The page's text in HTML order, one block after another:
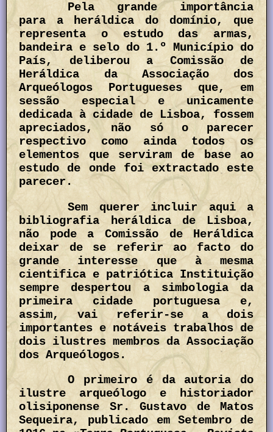
Pela grande importância
para a heráldica do domínio, que
representa o estudo das armas,
bandeira e selo do 1.º Município do
País, deliberou a Comissão de
Heráldica da Associação dos
Arqueólogos Portugueses que, em
sessão especial e unicamente
dedicada à cidade de Lisboa, fossem
apreciados, não só o parecer
respectivo como ainda todos os
elementos que serviram de base ao
estudo de onde foi extractado este
parecer.
Sem querer incluir aqui a
bibliografia heráldica de Lisboa,
não pode a Comissão de Heráldica
deixar de se referir ao facto do
grande interesse que à mesma
cientifica e patriótica Instituição
sempre despertou a simbologia da
primeira cidade portuguesa e,
assim, vai referir-se a dois
importantes e notáveis trabalhos de
dois ilustres membros da Associação
dos Arqueólogos.
O primeiro é da autoria do
ilustre arqueólogo e historiador
olisiponense Sr. Gustavo de Matos
Sequeira, publicado em Setembro de